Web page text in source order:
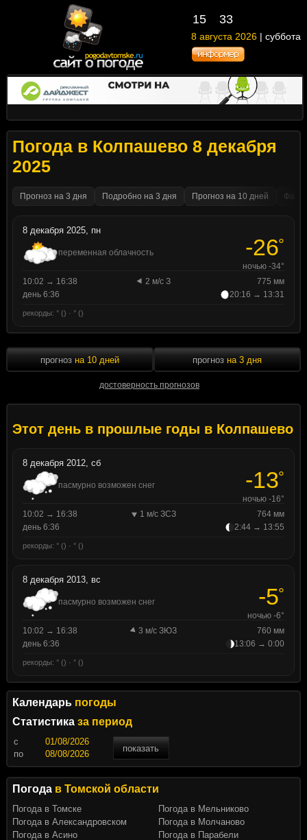
15 33
8 августа 2026 | суббота
Погода в Колпашево 8 декабря
2025
Прогноз на 3 дня Подробно на 3 дня Прогноз на 10 дней
8 декабря 2025, пн
переменная облачность -26°
ночью -34°
10:02 → 16:38
2 м/с З
775 мм
день 6:36
20:16 → 13:31
рекорды: ° () · ° ()
прогноз на 10 дней
достоверность прогнозов
прогноз на 3 дня
Этот день в прошлые годы в Колпашево
8 декабря 2012, сб
пасмурно возможен снег -13°
ночью -16°
10:02 → 16:38
1 м/с ЗСЗ
764 мм
день 6:36
2:44 → 13:55
рекорды: ° () · ° ()
8 декабря 2013, вс
пасмурно возможен снег -5°
ночью -6°
10:02 → 16:38
3 м/с ЗЮЗ
760 мм
день 6:36
13:06 → 0:00
рекорды: ° () · ° ()
Календарь погоды
Статистика за период
c
показать
по
Погода в Томской области
Погода в Томске
Погода в Александровском
Погода в Асино
Погода в Мельниково
Погода в Молчаново
Погода в Парабели